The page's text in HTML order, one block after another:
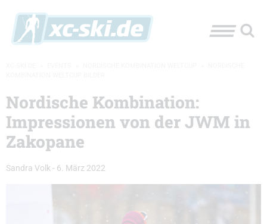
Nordische Kombination:
Impressionen von der JWM in
Zakopane
Sandra Volk- 6. März 2022